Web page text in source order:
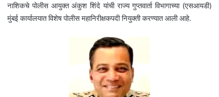
नाशिकचे पोलीस आयुक्त अंकुश शिंदे यांची राज्य गुप्तवार्ता विभागाच्या (एसआयडी)
मुंबई कार्यालयात विशेष पोलीस महानिरीक्षकपदी नियुक्ती करण्यात आली आहे.